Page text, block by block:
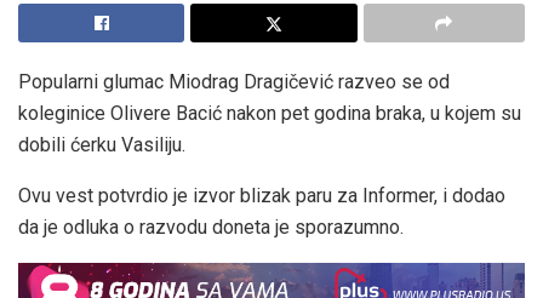
Popularni glumac Miodrag Dragičević razveo se od
koleginice Olivere Bacić nakon pet godina braka, u kojem su
dobili ćerku Vasiliju.
Ovu vest potvrdio je izvor blizak paru za Informer, i dodao
da je odluka o razvodu doneta je sporazumno.